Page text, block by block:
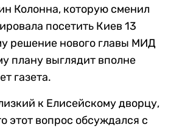
Колонна, которую сменил
посетить Киев 13
решение нового главы МИД
плану выглядит вполне
газета.
к Елисейскому дворцу,
этот вопрос обсуждался с